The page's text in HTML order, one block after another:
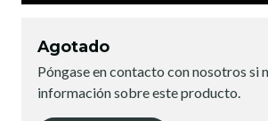
Agotado
Póngase en contacto con nosotros si
información sobre este producto.